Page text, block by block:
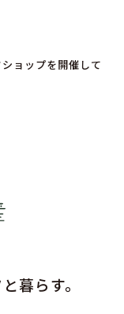
ョップを開催して
暮らす。